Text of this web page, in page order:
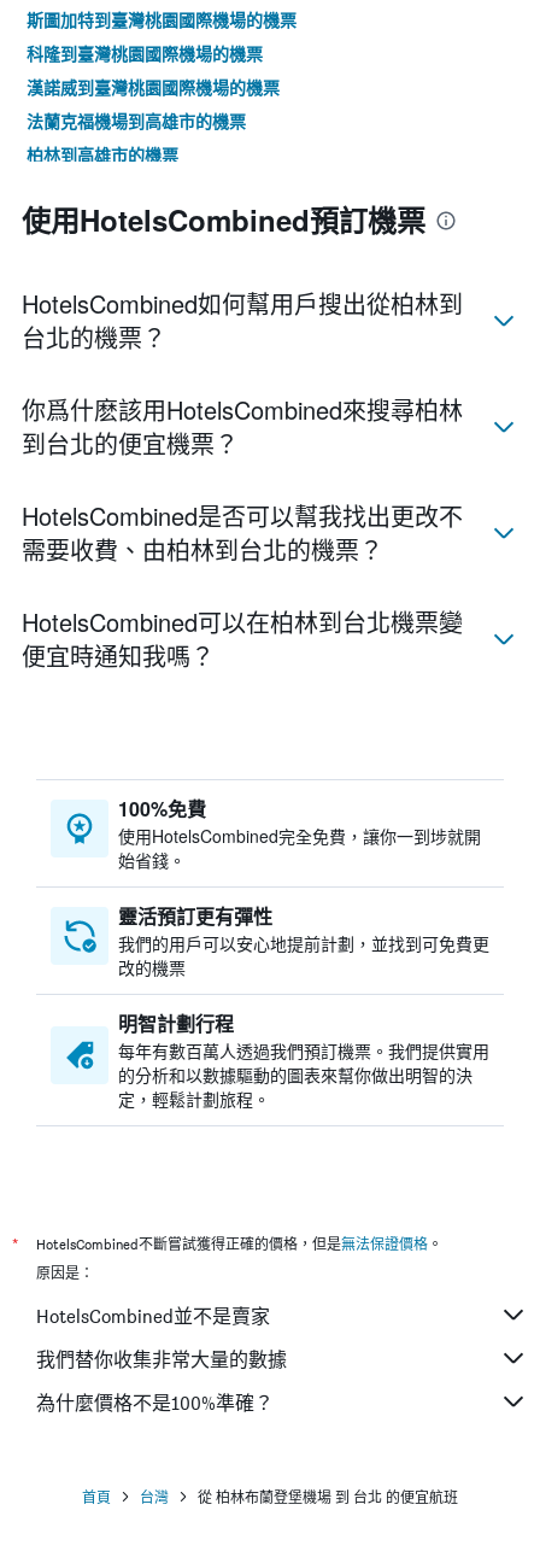
斯圖加特到臺灣桃園國際機場的機票
科隆到臺灣桃園國際機場的機票
漢諾威到臺灣桃園國際機場的機票
法蘭克福機場到高雄市的機票
柏林到高雄市的機票
使用HotelsCombined預訂機票
HotelsCombined如何幫用戶搜出從柏林到
台北的機票？
你爲什麽該用HotelsCombined來搜尋柏林​
到台北的便宜機票？
HotelsCombined​是否可以幫我找出更改不
需要收費、由柏林​到台北​的機票？
HotelsCombined​可以在柏林​到台北​機票變
便宜時通知我嗎？
100%免費
​使用HotelsCombined​完全免費，讓你一到埗就開
始省錢。
靈活預訂更有彈性
我們的用戶可以安心地提前計劃，並找到可免費更
改的機票
明智計劃行程
每年有數百萬人透過我們預訂機票。我們提供實用
的分析和以數據驅動的圖表來幫你做出明智的決
定，輕鬆計劃旅程。
* HotelsCombined不斷嘗試獲得正確的價格，但是無法保證價格 。
原因是：
HotelsCombined並不是賣家
我們替你收集非常大量的數據
為什麼價格不是100%準確？
首頁 台灣 從 柏林布蘭登堡機場 到 台北 的便宜航班